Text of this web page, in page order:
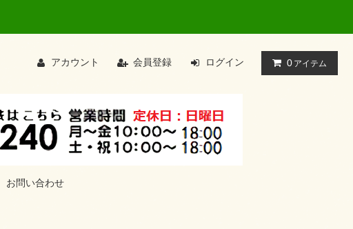
アカウント 会員登録 ログイン 0 アイテム
お問い合わせ